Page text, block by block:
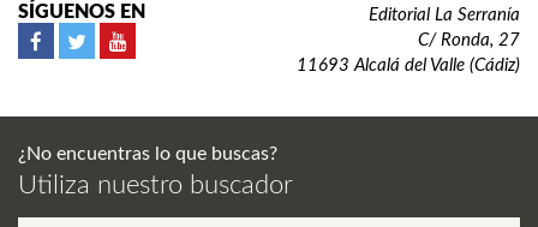
SÍGUENOS EN
Editorial La Serranía
C/ Ronda, 27
11693 Alcalá del Valle (Cádiz)
¿No encuentras lo que buscas?
Utiliza nuestro buscador